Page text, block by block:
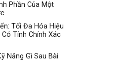
Phần Của Một
Tối Đa Hóa Hiệu
Tính Chính Xác
Năng Gì Sau Bài